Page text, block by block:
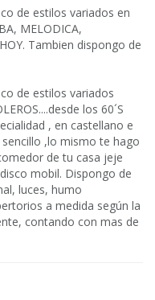
de estilos variados en
MELODICA,
HOY. Tambien dispongo de
de estilos variados
los 60´S
, en castellano e
,lo mismo te hago
de tu casa jeje
mobil. Dispongo de
luces, humo
a medida según la
contando con mas de